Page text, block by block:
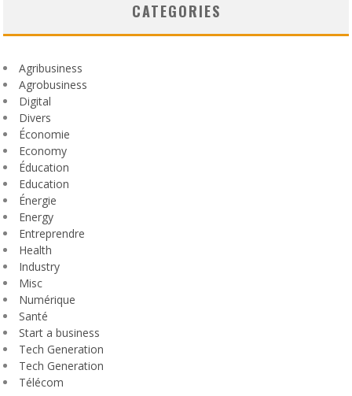
CATEGORIES
Agribusiness
Agrobusiness
Digital
Divers
Économie
Economy
Éducation
Education
Énergie
Energy
Entreprendre
Health
Industry
Misc
Numérique
Santé
Start a business
Tech Generation
Tech Generation
Télécom